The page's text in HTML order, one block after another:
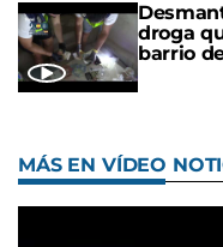
droga
barrio
MÁS EN VÍDEO